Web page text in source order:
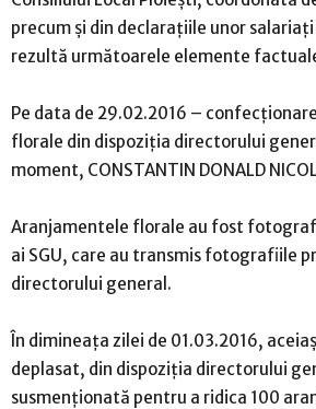
precum şi din declaraţiile unor
rezultă următoarele elemente
Pe data de 29.02.2016 –
florale din dispoziţia directorului
moment, CONSTANTIN DONALD
Aranjamentele florale au fost
ai SGU, care au transmis fotografiile
directorului general.
În dimineaţa zilei de 01.03.2016,
deplasat, din dispoziţia directorului
susmenţionată pentru a ridica 100